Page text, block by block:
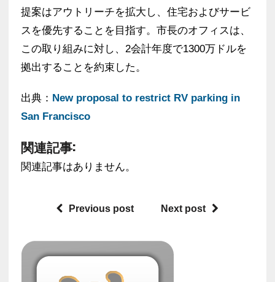
提案はアウトリーチを拡大し、住宅およびサービ
スを優先することを目指す。市長のオフィスは、
この取り組みに対し、2会計年度で1300万ドルを
拠出することを約束した。
出典： New proposal to restrict RV parking in
San Francisco
関連記事:
関連記事はありません。
Previous post Next post